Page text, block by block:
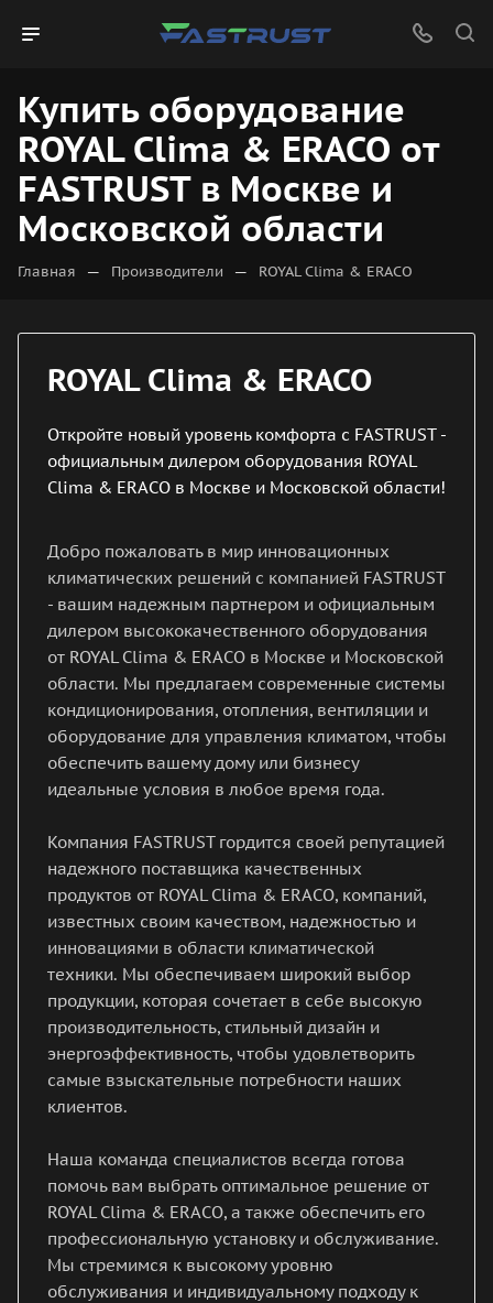
Купить оборудование
ROYAL Clima & ERACO от
FASTRUST в Москве и
Московской области
Главная — Производители — ROYAL Clima & ERACO
ROYAL Clima & ERACO
Откройте новый уровень комфорта с FASTRUST -
официальным дилером оборудования ROYAL
Clima & ERACO в Москве и Московской области!
Добро пожаловать в мир инновационных
климатических решений с компанией FASTRUST
- вашим надежным партнером и официальным
дилером высококачественного оборудования
от ROYAL Clima & ERACO в Москве и Московской
области. Мы предлагаем современные системы
кондиционирования, отопления, вентиляции и
оборудование для управления климатом, чтобы
обеспечить вашему дому или бизнесу
идеальные условия в любое время года.
Компания FASTRUST гордится своей репутацией
надежного поставщика качественных
продуктов от ROYAL Clima & ERACO, компаний,
известных своим качеством, надежностью и
инновациями в области климатической
техники. Мы обеспечиваем широкий выбор
продукции, которая сочетает в себе высокую
производительность, стильный дизайн и
энергоэффективность, чтобы удовлетворить
самые взыскательные потребности наших
клиентов.
Наша команда специалистов всегда готова
помочь вам выбрать оптимальное решение от
ROYAL Clima & ERACO, а также обеспечить его
профессиональную установку и обслуживание.
Мы стремимся к высокому уровню
обслуживания и индивидуальному подходу к